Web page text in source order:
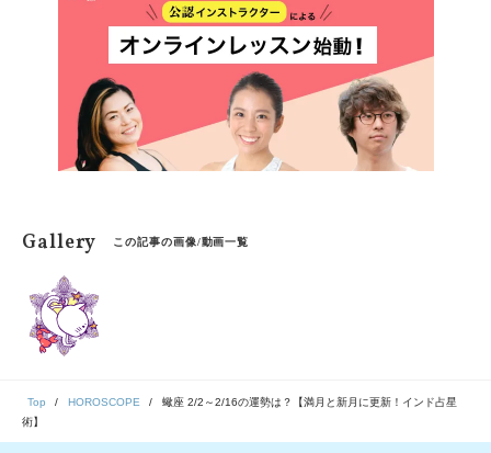
てしまうことは少なくありません。そんな迷えるヨギ
ー・ヨギーニに向けて、自分の心と向き合うこと、そし
て自分を知ってくことを、ヨガと占いという２つのツー
ルを活用して伝えているIKUMIさんにお話を伺いまし
た。
Gallery この記事の画像/動画一覧
Top HOROSCOPE
蠍座 2/2～2/16の運勢は？【満月と新月に更新！インド占星
術】